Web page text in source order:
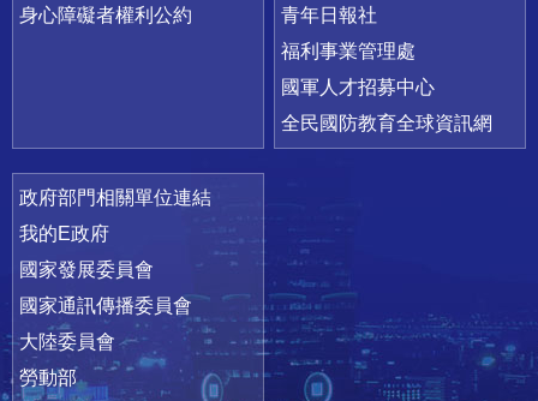
身心障礙者權利公約
青年日報社
福利事業管理處
國軍人才招募中心
全民國防教育全球資訊網
政府部門相關單位連結
我的E政府
國家發展委員會
國家通訊傳播委員會
大陸委員會
勞動部